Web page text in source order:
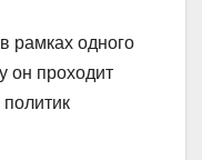
рамках одного
он проходит